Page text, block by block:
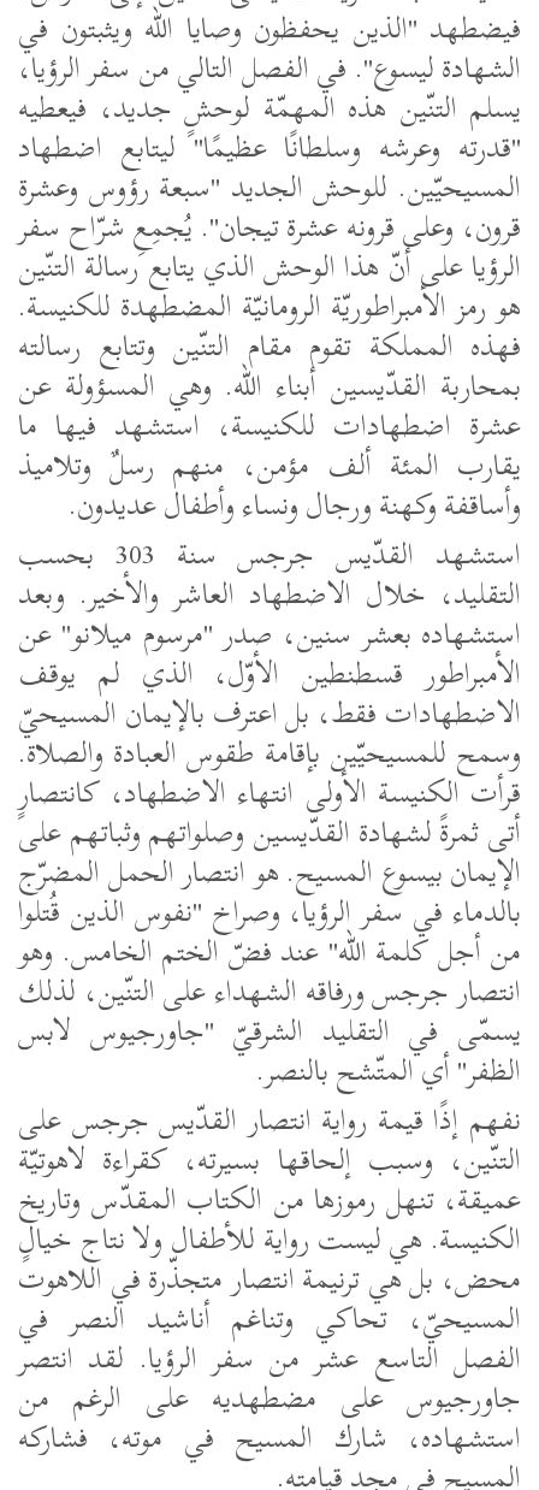
فيضطهد "الذين يحفظون وصايا الله ويثبتون في
الشهادة ليسوع". في الفصل التالي من سفر الرؤيا،
يسلم التنّين هذه المهمّة لوحشٍ جديد، فيعطيه
"قدرته وعرشه وسلطانًا عظيمًا" ليتابع اضطهاد
المسيحيّين. للوحش الجديد "سبعة رؤوس وعشرة
قرون، وعلى قرونه عشرة تيجان". يُجمِعِ شرّاح سفر
الرؤيا على أنّ هذا الوحش الذي يتابع رسالة التنّين
هو رمز الأمبراطوريّة الرومانيّة المضطهدة للكنيسة.
فهذه المملكة تقوم مقام التنّين وتتابع رسالته
بمحاربة القدّيسين أبناء الله. وهي المسؤولة عن
عشرة اضطهادات للكنيسة، استشهد فيها ما
يقارب المئة ألف مؤمن، منهم رسلٌ وتلاميذ
وأساقفة وكهنة ورجال ونساء وأطفال عديدون.
استشهد القدّيس جرجس سنة 303 بحسب
التقليد، خلال الاضطهاد العاشر والأخير. وبعد
استشهاده بعشر سنين، صدر "مرسوم ميلانو" عن
الأمبراطور قسطنطين الأوّل، الذي لم يوقف
الاضطهادات فقط، بل اعترف بالإيمان المسيحيّ
وسمح للمسيحيّين بإقامة طقوس العبادة والصلاة.
قرأت الكنيسة الأولى انتهاء الاضطهاد، كانتصارٍ
أتى ثمرةً لشهادة القدّيسين وصلواتهم وثباتهم على
الإيمان بيسوع المسيح. هو انتصار الحمل المضرّج
بالدماء في سفر الرؤيا، وصراخ "نفوس الذين قُتلوا
من أجل كلمة الله" عند فضّ الختم الخامس. وهو
انتصار جرجس ورفاقه الشهداء على التنّين، لذلك
يسمّى في التقليد الشرقيّ "جاورجيوس لابس
الظفر" أي المتّشح بالنصر.
نفهم إذًا قيمة رواية انتصار القدّيس جرجس على
التنّين، وسبب إلحاقها بسيرته، كقراءة لاهوتيّة
عميقة، تنهل رموزها من الكتاب المقدّس وتاريخ
الكنيسة. هي ليست رواية للأطفال ولا نتاج خيالٍ
محض، بل هي ترنيمة انتصار متجذّرة في اللاهوت
المسيحيّ، تحاكي وتناغم أناشيد النصر في
الفصل التاسع عشر من سفر الرؤيا. لقد انتصر
جاورجيوس على مضطهديه على الرغم من
استشهاده، شارك المسيح في موته، فشاركه
المسيح في مجد قيامته.